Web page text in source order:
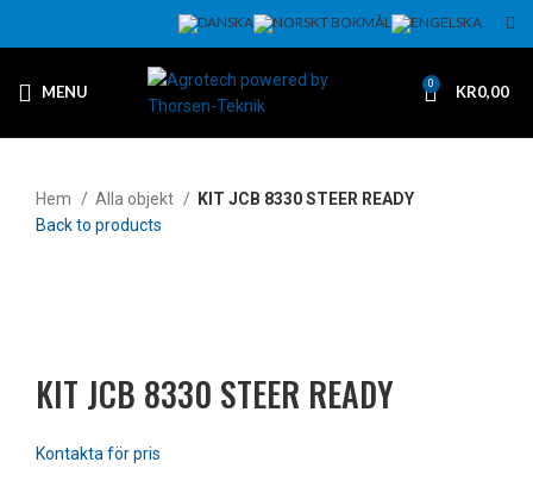
MENU 0 KR0,00
Hem Alla objekt
KIT JCB 8330 STEER READY
Back to products
KIT JCB 8330 STEER READY